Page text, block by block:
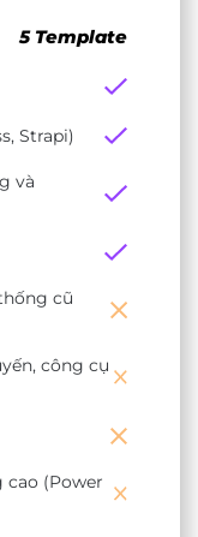
5 Template
Strapi)
và
cũ
công cụ
cao (Power